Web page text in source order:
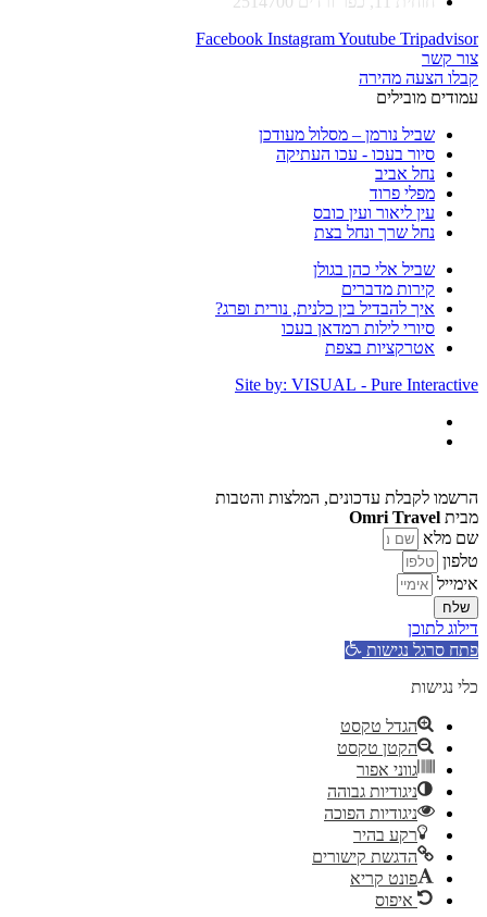
Facebook InstagramYoutube Tripadvisor
צור קשר
קבלו הצעה מהירה
עמודים מובילים
שביל נורמן – מסלול מעודכן
סיור בעכו - עכו העתיקה
נחל אביב
מפלי פרוד
עין ליאור ועין כובס
נחל שרך ונחל בצת
שביל אלי כהן בגולן
קירות מדברים
איך להבדיל בין כלנית, נורית ופרג?
סיורי לילות רמדאן בעכו
אטרקציות בצפת
Site by: VISUAL - Pure Interactive
הרשמו לקבלת עדכונים, המלצות והטבות
מביתOmri Travel
שם מלא
טלפון
אימייל
שלח
דילוג לתוכן
פתח סרגל נגישות
כלי נגישות
הגדל טקסט
הקטן טקסט
גווני אפור
ניגודיות גבוהה
ניגודיות הפוכה
רקע בהיר
הדגשת קישורים
פונט קריא
איפוס